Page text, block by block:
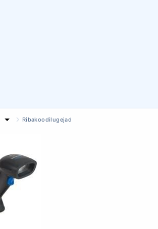
Ribakoodilugejad